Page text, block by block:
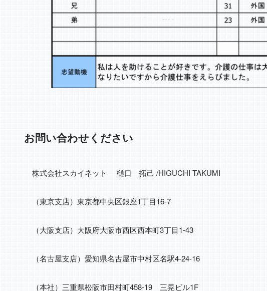
お問い合わせください
株式会社スカイネット 樋口 拓己 /HIGUCHI TAKUMI
（東京支店）東京都中央区銀座1丁目16-7
（大阪支店）大阪府大阪市西区西本町3丁目1-43
（名古屋支店）愛知県名古屋市中村区名駅4-24-16
（本社）三重県松阪市田村町458-19 三晃ビル1F